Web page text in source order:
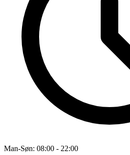
Man-Søn: 08:00 - 22:00